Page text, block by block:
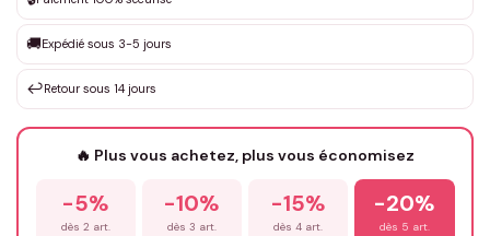
Que souhaitez-vous ?*
Votre texte / idée*
Prénom*
🚚Expédié sous 3-5 jours
↩️Retour sous 14 jours
🔥 Plus vous achetez, plus vous économisez
-5%
dès 2 art.
-10%
dès 3 art.
-15%
dès 4 art.
-20%
dès 5 art.